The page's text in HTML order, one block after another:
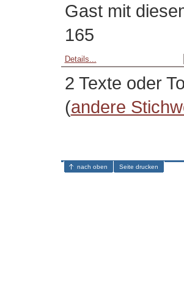
Gast mit
165
Details...
2 Texte oder
(andere
nach oben Seite drucken